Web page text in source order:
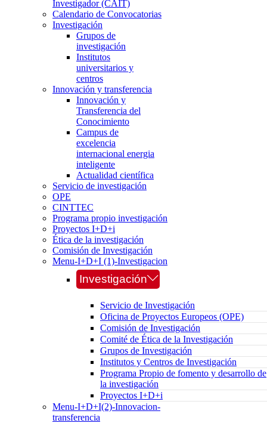
Investigador (CAIT)
Calendario de Convocatorias
Investigación
Grupos de
investigación
Institutos
universitarios y
centros
Innovación y transferencia
Innovación y
Transferencia del
Conocimiento
Campus de
excelencia
internacional energia
inteligente
Actualidad científica
Servicio de investigación
OPE
CINTTEC
Programa propio investigación
Proyectos I+D+i
Ética de la investigación
Comisión de Investigación
Menu-I+D+I (1)-Investigacion
Investigación
Servicio de Investigación
Oficina de Proyectos Europeos (OPE)
Comisión de Investigación
Comité de Ética de la Investigación
Grupos de Investigación
Institutos y Centros de Investigación
Programa Propio de fomento y desarrollo de
la investigación
Proyectos I+D+i
Menu-I+D+I(2)-Innovacion-
transferencia